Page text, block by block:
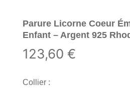
Parure Licorne Coeur
Enfant – Argent 925
123,60 €
Collier :